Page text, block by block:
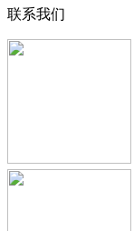
联系我们